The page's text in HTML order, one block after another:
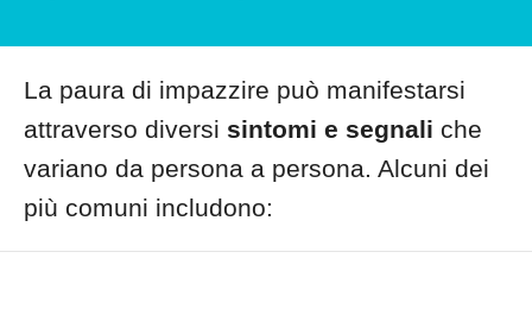
La paura di impazzire può manifestarsi
attraverso diversi sintomi e segnali che
variano da persona a persona. Alcuni dei
più comuni includono: